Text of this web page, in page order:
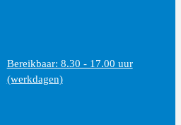
Bereikbaar: 8.30 - 17.00 uur
(werkdagen)